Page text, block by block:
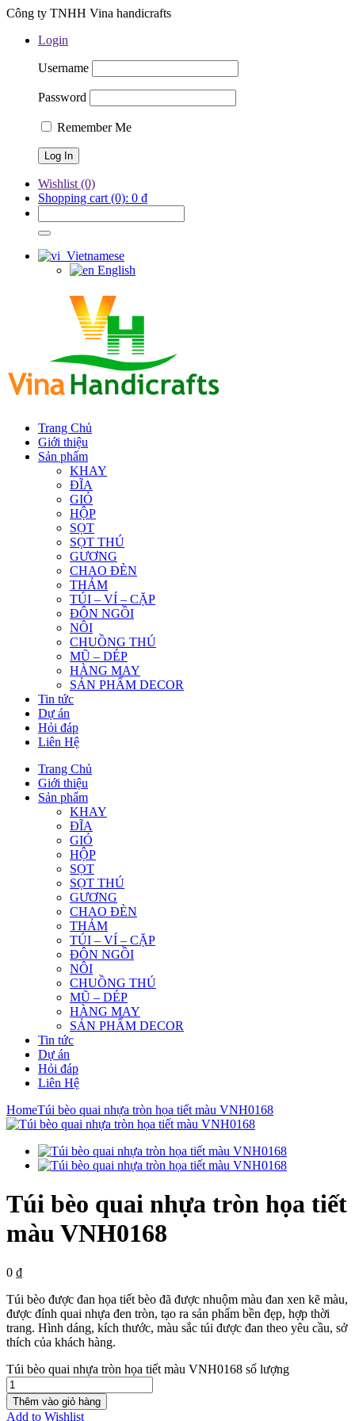
Công ty TNHH Vina handicrafts
Login
Username
Password
Remember Me
Wishlist (0)
Shopping cart (0): 0 ₫
Vietnamese
English
Trang Chủ
Giới thiệu
Sản phẩm
KHAY
ĐĨA
GIỎ
HỘP
SỌT
SỌT THÚ
GƯƠNG
CHAO ĐÈN
THẢM
TÚI – VÍ – CẶP
ĐÔN NGỒI
NÔI
CHUỒNG THÚ
MŨ – DÉP
HÀNG MAY
SẢN PHẨM DECOR
Tin tức
Dự án
Hỏi đáp
Liên Hệ
Trang Chủ
Giới thiệu
Sản phẩm
KHAY
ĐĨA
GIỎ
HỘP
SỌT
SỌT THÚ
GƯƠNG
CHAO ĐÈN
THẢM
TÚI – VÍ – CẶP
ĐÔN NGỒI
NÔI
CHUỒNG THÚ
MŨ – DÉP
HÀNG MAY
SẢN PHẨM DECOR
Tin tức
Dự án
Hỏi đáp
Liên Hệ
HomeTúi bèo quai nhựa tròn họa tiết màu VNH0168
Túi bèo quai nhựa tròn họa tiết
màu VNH0168
0 ₫
Túi bèo được đan họa tiết bèo đã được nhuộm màu đan xen kẽ màu,
được đính quai nhựa đen tròn, tạo ra sản phẩm bền đẹp, hợp thời
trang. Hình dáng, kích thước, màu sắc túi được đan theo yêu cầu, sở
thích của khách hàng.
Túi bèo quai nhựa tròn họa tiết màu VNH0168 số lượng
Thêm vào giỏ hàng
Add to Wishlist